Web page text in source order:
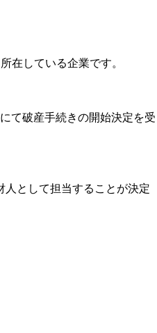
在している企業です。
て破産手続きの開始決定を受
人として担当することが決定